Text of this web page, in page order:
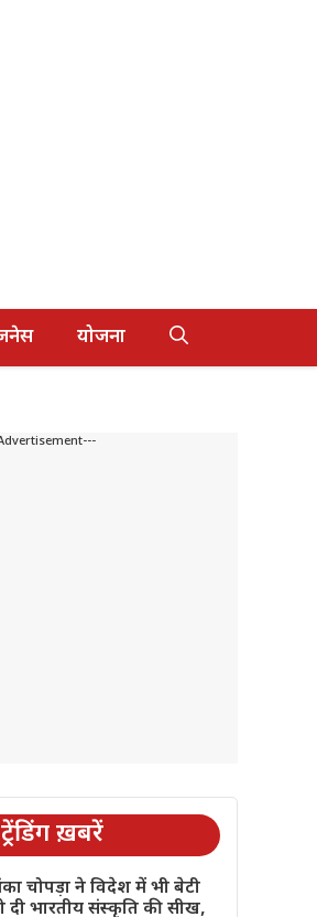
योजना
ट्रेंडिंग ख़बरें
चोपड़ा ने विदेश में भी बेटी
दी भारतीय संस्कृति की सीख,